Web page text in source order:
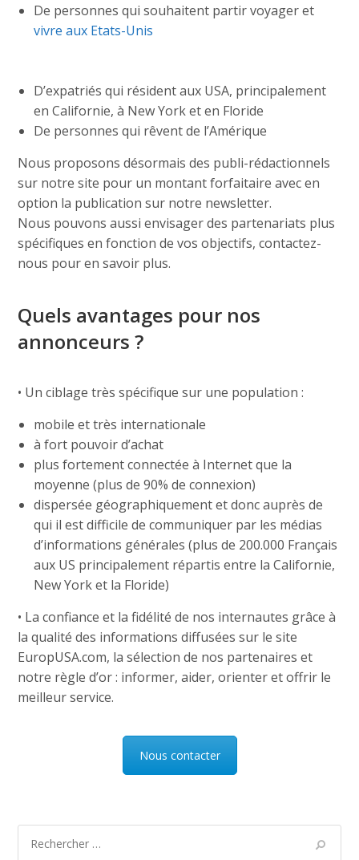
De personnes qui souhaitent partir voyager et
vivre aux Etats-Unis
D’expatriés qui résident aux USA, principalement
en Californie, à New York et en Floride
De personnes qui rêvent de l’Amérique
Nous proposons désormais des publi-rédactionnels
sur notre site pour un montant forfaitaire avec en
option la publication sur notre newsletter.
Nous pouvons aussi envisager des partenariats plus
spécifiques en fonction de vos objectifs, contactez-
nous pour en savoir plus.
Quels avantages pour nos
annonceurs ?
• Un ciblage très spécifique sur une population :
mobile et très internationale
à fort pouvoir d’achat
plus fortement connectée à Internet que la
moyenne (plus de 90% de connexion)
dispersée géographiquement et donc auprès de
qui il est difficile de communiquer par les médias
d’informations générales (plus de 200.000 Français
aux US principalement répartis entre la Californie,
New York et la Floride) ­
• La confiance et la fidélité de nos internautes grâce à
la qualité des informations diffusées sur le site
EuropUSA.com, la sélection de nos partenaires et
notre règle d’or : informer, aider, orienter et offrir le
meilleur service.
Nous contacter